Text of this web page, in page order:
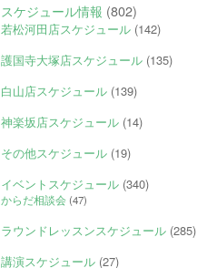
スケジュール情報 (802)
若松河田店スケジュール (142)
護国寺大塚店スケジュール (135)
白山店スケジュール (139)
神楽坂店スケジュール (14)
その他スケジュール (19)
イベントスケジュール (340)
からだ相談会 (47)
ラウンドレッスンスケジュール (285)
講演スケジュール (27)